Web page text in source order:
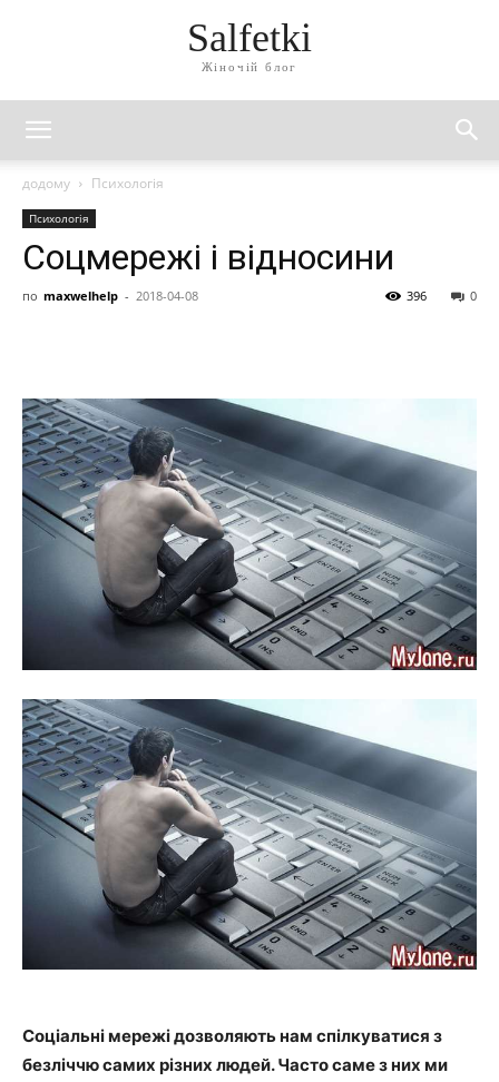
Salfetki
Жіночій блог
додому Психологія
Психологія
Соцмережі і відносини
по maxwelhelp - 2018-04-08 0
396
Соціальні мережі дозволяють нам спілкуватися з
безліччю самих різних людей. Часто саме з них ми